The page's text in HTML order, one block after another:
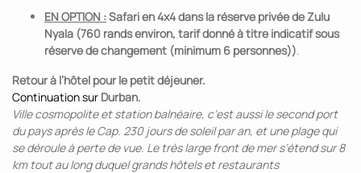
EN OPTION :Safari en 4x4 dans la réserve privée de Zulu
Nyala (760 rands environ, tarif donné à titre indicatif sous
réserve de changement (minimum 6 personnes)).
Retour à l’hôtel pour le petit déjeuner.
Continuation sur Durban.
Ville cosmopolite et station balnéaire, c’est aussi le second port
du pays après le Cap. 230 jours de soleil par an, et une plage qui
se déroule à perte de vue. Le très large front de mer s’étend sur 8
km tout au long duquel grands hôtels et restaurants